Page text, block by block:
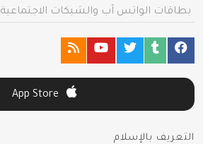
بطاقات الواتس آب والشبكات الاجتماعية
التعريف بالإسلام